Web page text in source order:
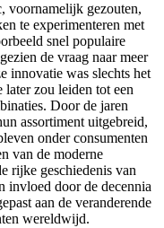
voornamelijk gezouten,
te experimenteren met
snel populaire
de vraag naar meer
innovatie was slechts het
zou leiden tot een
Door de jaren
assortiment uitgebreid,
onder consumenten
van de moderne
rijke geschiedenis van
invloed door de decennia
aan de veranderende
wereldwijd.